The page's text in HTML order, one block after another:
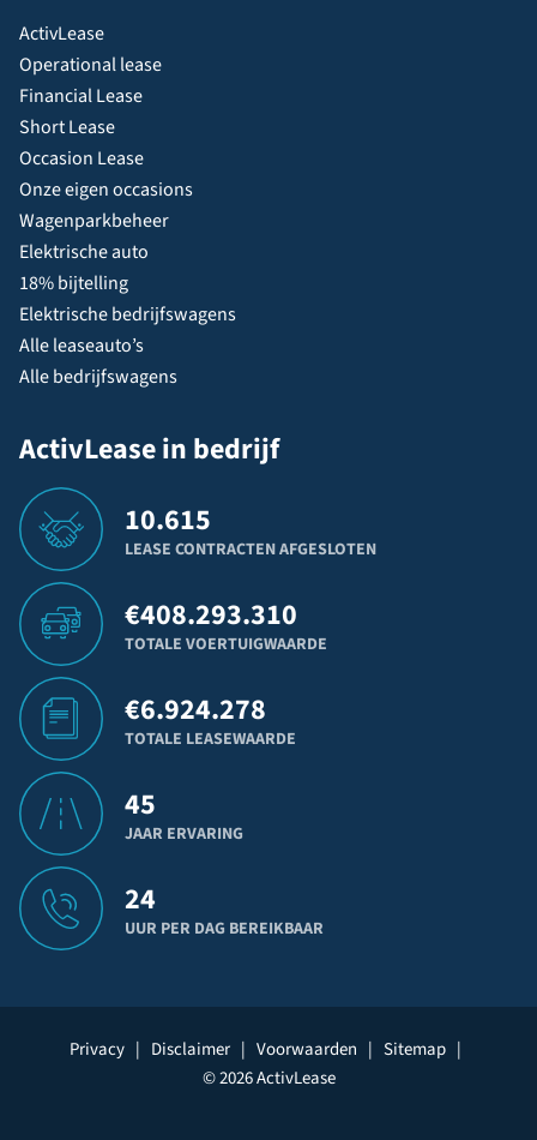
ActivLease
Operational lease
Financial Lease
Short Lease
Occasion Lease
Onze eigen occasions
Wagenparkbeheer
Elektrische auto
18% bijtelling
Elektrische bedrijfswagens
Alle leaseauto’s
Alle bedrijfswagens
ActivLease in bedrijf
10.615
LEASE CONTRACTEN AFGESLOTEN
€408.293.310
TOTALE VOERTUIGWAARDE
€6.924.278
TOTALE LEASEWAARDE
45
JAAR ERVARING
24
UUR PER DAG BEREIKBAAR
Privacy | Disclaimer | Voorwaarden | Sitemap |
© 2026 ActivLease